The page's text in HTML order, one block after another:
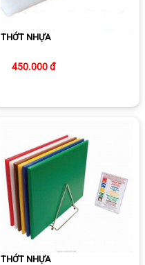
THỚT NHỰA
450.000 đ
THỚT NHỰA